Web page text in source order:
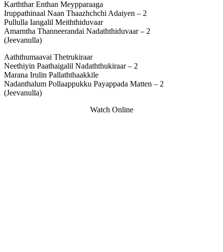
Karththar Enthan Meypparaaga
Iruppathinaal Naan Thaazhchchi Adaiyen – 2
Pullulla Iangalil Meiththiduvaar
Amarntha Thanneerandai Nadaththiduvaar – 2
(Jeevanulla)
Aaththumaavai Thetrukiraar
Neethiyin Paathaigalil Nadaththukiraar – 2
Marana Irulin Pallaththaakkile
Nadanthalum Pollaappukku Payappada Matten – 2
(Jeevanulla)
Watch Online